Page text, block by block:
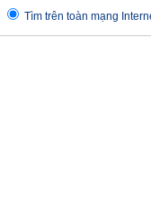
Tìm trên toàn mạng